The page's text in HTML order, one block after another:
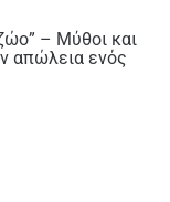
– Μύθοι και
απώλεια ενός